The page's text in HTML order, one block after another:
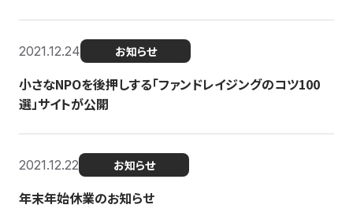
2021.12.24 お知らせ
小さなNPOを後押しする「ファンドレイジングのコツ100
選」サイトが公開
2021.12.22 お知らせ
年末年始休業のお知らせ